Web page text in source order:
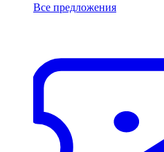
Все предложения